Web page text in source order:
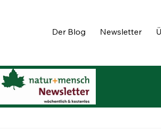
Der Blog Newsletter